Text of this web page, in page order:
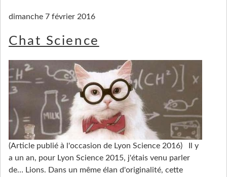
dimanche 7 février 2016
Chat Science
(Article publié à l'occasion de Lyon Science 2016) Il y
a un an, pour Lyon Science 2015, j'étais venu parler
de… Lions. Dans un même élan d'originalité, cette